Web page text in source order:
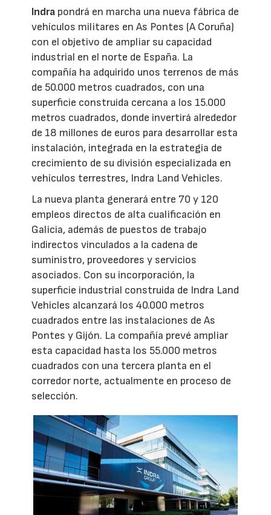
Indra pondrá en marcha una nueva fábrica de
vehículos militares en As Pontes (A Coruña)
con el objetivo de ampliar su capacidad
industrial en el norte de España. La
compañía ha adquirido unos terrenos de más
de 50.000 metros cuadrados, con una
superficie construida cercana a los 15.000
metros cuadrados, donde invertirá alrededor
de 18 millones de euros para desarrollar esta
instalación, integrada en la estrategia de
crecimiento de su división especializada en
vehículos terrestres, Indra Land Vehicles.
La nueva planta generará entre 70 y 120
empleos directos de alta cualificación en
Galicia, además de puestos de trabajo
indirectos vinculados a la cadena de
suministro, proveedores y servicios
asociados. Con su incorporación, la
superficie industrial construida de Indra Land
Vehicles alcanzará los 40.000 metros
cuadrados entre las instalaciones de As
Pontes y Gijón. La compañía prevé ampliar
esta capacidad hasta los 55.000 metros
cuadrados con una tercera planta en el
corredor norte, actualmente en proceso de
selección.